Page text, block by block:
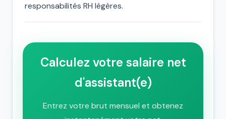
responsabilités RH légères.
Calculez votre salaire net
d'assistant(e)
Entrez votre brut mensuel et obtenez